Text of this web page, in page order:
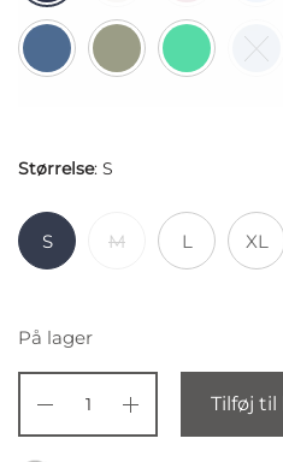
Størrelse: S
S M L XL
På lager
Tilføj til